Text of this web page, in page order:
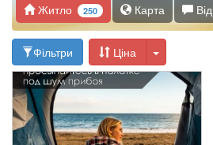
Житло
250 Карта
Фільтри Ціна